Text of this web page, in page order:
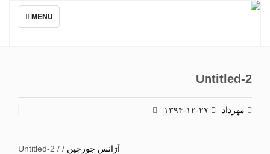
TOGGLE
NAVIGATION
MENU
Untitled-2
مهرداد
آژانس جورچین/
/
Untitled-2